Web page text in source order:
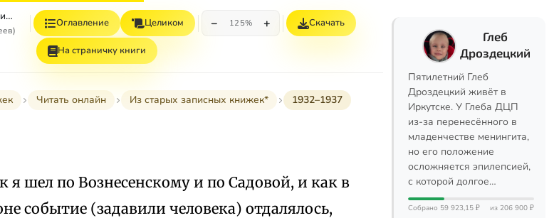
Том 4. Наша Маша. Из записных книжек Оглавление Целиком − 125% + Скачать
На страничку книги
Читать онлайн Из старых записных книжек* 1932–1937
я шел по Вознесенскому и по Садовой, и как в
событие (задавили человека) отдалялось,
Глеб
Дроздецкий
Пятилетний Глеб
Дроздецкий живёт в
Иркутске. У Глеба ДЦП
из-за перенесённого в
младенчестве менингита,
но его положение
осложняется эпилепсией,
с которой долгое…
Собрано 59 923,15 ₽ из 206 900 ₽